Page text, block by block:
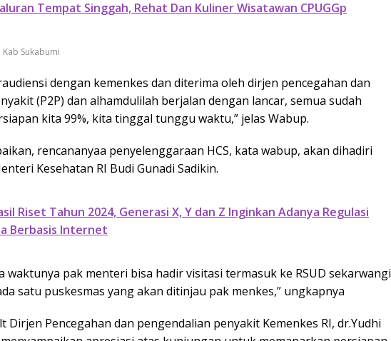
Tempat Singgah, Rehat Dan Kuliner Wisatawan CPUGGp
Sukabumi
dengan kemenkes dan diterima oleh dirjen pencegahan dan
(P2P) dan alhamdulilah berjalan dengan lancar, semua sudah
kita 99%, kita tinggal tunggu waktu,” jelas Wabup.
rencananyaa penyelenggaraan HCS, kata wabup, akan dihadiri
Kesehatan RI Budi Gunadi Sadikin.
Riset Tahun 2024, Generasi X, Y dan Z Inginkan Adanya Regulasi
Berbasis Internet
waktunya pak menteri bisa hadir visitasi termasuk ke RSUD sekarwangi
satu puskesmas yang akan ditinjau pak menkes,” ungkapnya
Dirjen Pencegahan dan pengendalian penyakit Kemenkes RI, dr.Yudhi